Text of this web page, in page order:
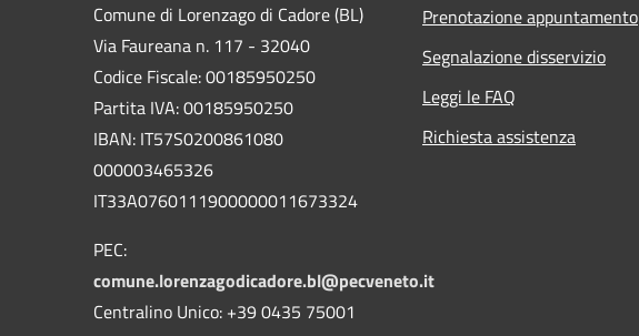
Comune di Lorenzago di Cadore (BL)
Via Faureana n. 117 - 32040
Codice Fiscale: 00185950250
Partita IVA: 00185950250
IBAN: IT57S0200861080
000003465326
IT33A0760111900000011673324
PEC:
comune.lorenzagodicadore.bl@pecveneto.it
Centralino Unico: +39 0435 75001
Prenotazione appuntamento
Segnalazione disservizio
Leggi le FAQ
Richiesta assistenza